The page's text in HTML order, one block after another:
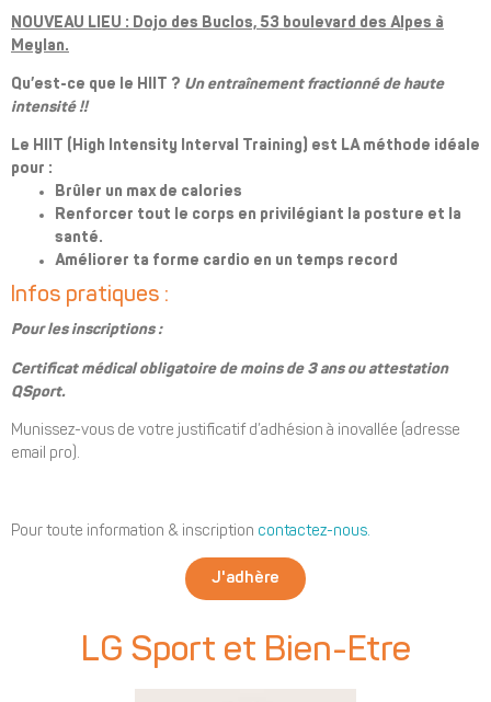
NOUVEAU LIEU : Dojo des Buclos, 53 boulevard des Alpes à
Meylan.
Qu’est-ce que le HIIT ? Un entraînement fractionné de haute
intensité !!
Le HIIT (High Intensity Interval Training) est LA méthode idéale
pour :
Brûler un max de calories
Renforcer tout le corps en privilégiant la posture et la
santé.
Améliorer ta forme cardio en un temps record
Infos pratiques :
Pour les inscriptions :
Certificat médical obligatoire de moins de 3 ans ou attestation
QSport.
Munissez-vous de votre justificatif d’adhésion à inovallée (adresse
email pro).
Pour toute information & inscription contactez-nous.
J'adhère
LG Sport et Bien-Etre